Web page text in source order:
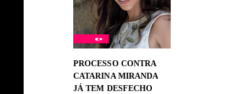
PROCESSO CONTRA
CATARINA MIRANDA
JÁ TEM DESFECHO